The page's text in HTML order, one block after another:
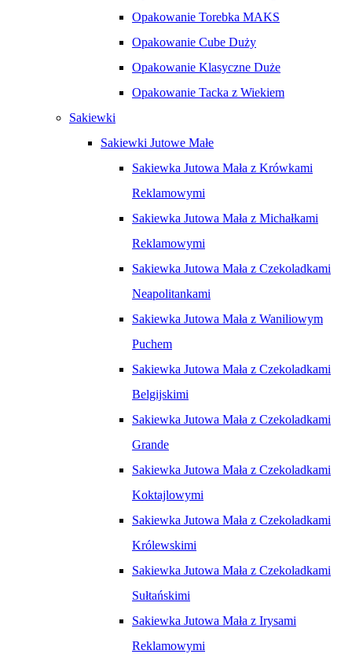
Opakowanie Torebka MAKS
Opakowanie Cube Duży
Opakowanie Klasyczne Duże
Opakowanie Tacka z Wiekiem
Sakiewki
Sakiewki Jutowe Małe
Sakiewka Jutowa Mała z Krówkami
Reklamowymi
Sakiewka Jutowa Mała z Michałkami
Reklamowymi
Sakiewka Jutowa Mała z Czekoladkami
Neapolitankami
Sakiewka Jutowa Mała z Waniliowym
Puchem
Sakiewka Jutowa Mała z Czekoladkami
Belgijskimi
Sakiewka Jutowa Mała z Czekoladkami
Grande
Sakiewka Jutowa Mała z Czekoladkami
Koktajlowymi
Sakiewka Jutowa Mała z Czekoladkami
Królewskimi
Sakiewka Jutowa Mała z Czekoladkami
Sułtańskimi
Sakiewka Jutowa Mała z Irysami
Reklamowymi